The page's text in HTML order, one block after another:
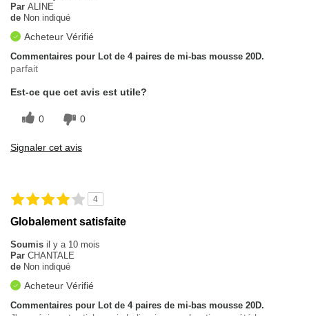
Par ALINE
de Non indiqué
Acheteur Vérifié
Commentaires pour Lot de 4 paires de mi-bas mousse 20D.
parfait
Est-ce que cet avis est utile?
0 0
Signaler cet avis
4
Globalement satisfaite
Soumis il y a 10 mois
Par CHANTALE
de Non indiqué
Acheteur Vérifié
Commentaires pour Lot de 4 paires de mi-bas mousse 20D.